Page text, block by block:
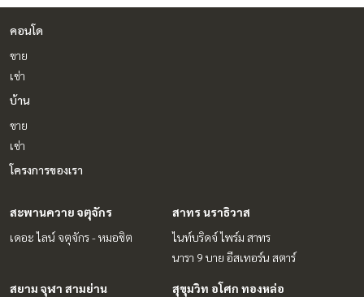
คอนโด
ขาย
เช่า
บ้าน
ขาย
เช่า
โครงการของเรา
สะพานควาย จตุจักร
เดอะ ไลน์ จตุจักร - หมอชิต
สาทร นราธิวาส
ไนท์บริดจ์ ไพร์ม สาทร
นารา 9 บาย อีสเทอร์น สตาร์
สยาม จุฬา สามย่าน
สุขุมวิท อโศก ทองหล่อ